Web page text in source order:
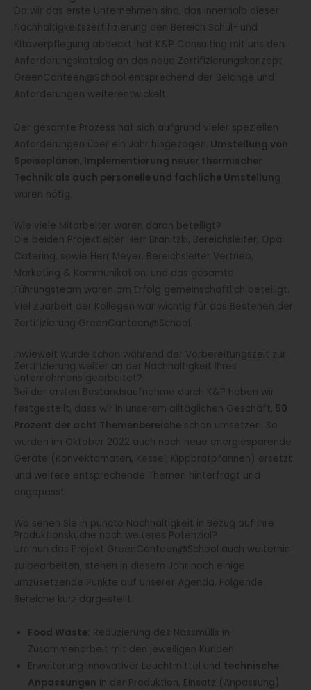
Da wir das erste Unternehmen sind, das innerhalb dieser
Nachhaltigkeitszertifizierung den Bereich Schul- und
Kitaverpflegung abdeckt, hat K&P Consulting mit uns den
Anforderungskatalog an das neue Zertifizierungskonzept
GreenCanteen@School entsprechend der Belange und
Anforderungen weiterentwickelt.
Der gesamte Prozess hat sich aufgrund vieler speziellen
Anforderungen über ein Jahr hingezogen. Umstellung von
Speiseplänen, Implementierung neuer thermischer
Technik als auch personelle und fachliche Umstellung
waren nötig.
Wie viele Mitarbeiter waren daran beteiligt?
Die beiden Projektleiter Herr Branitzki, Bereichsleiter, Opal
Catering, sowie Herr Meyer, Bereichsleiter Vertrieb,
Marketing & Kommunikation, und das gesamte
Führungsteam waren am Erfolg gemeinschaftlich beteiligt.
Viel Zuarbeit der Kollegen war wichtig für das Bestehen der
Zertifizierung GreenCanteen@School.
Inwieweit wurde schon während der Vorbereitungszeit zur
Zertifizierung weiter an der Nachhaltigkeit Ihres
Unternehmens gearbeitet?
Bei der ersten Bestandsaufnahme durch K&P haben wir
festgestellt, dass wir in unserem alltäglichen Geschäft, 50
Prozent der acht Themenbereiche schon umsetzen. So
wurden im Oktober 2022 auch noch neue energiesparende
Geräte (Konvektomaten, Kessel, Kippbratpfannen) ersetzt
und weitere entsprechende Themen hinterfragt und
angepasst.
Wo sehen Sie in puncto Nachhaltigkeit in Bezug auf Ihre
Produktionsküche noch weiteres Potenzial?
Um nun das Projekt GreenCanteen@School auch weiterhin
zu bearbeiten, stehen in diesem Jahr noch einige
umzusetzende Punkte auf unserer Agenda. Folgende
Bereiche kurz dargestellt:
Food Waste: Reduzierung des Nassmülls in
Zusammenarbeit mit den jeweiligen Kunden
Erweiterung innovativer Leuchtmittel und technische
Anpassungen in der Produktion, Einsatz (Anpassung)